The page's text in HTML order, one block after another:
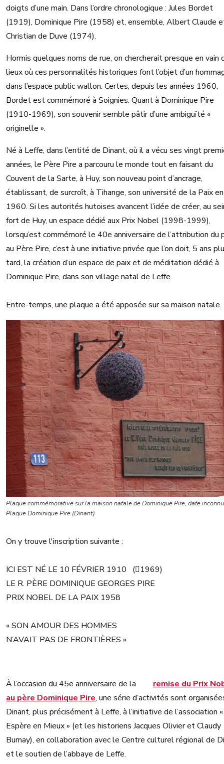
doigts d’une main. Dans l’ordre chronologique : Jules Bordet
(1919), Dominique Pire (1958) et, ensemble, Albert Claude
Christian de Duve (1974).
Hormis quelques noms de rue, on chercherait presque en vain
lieux où ces personnalités historiques font l’objet d’un
dans l’espace public wallon. Certes, depuis les années 1960,
Bordet est commémoré à Soignies. Quant à Dominique Pire
(1910-1969), son souvenir semble pâtir d’une ambiguïté «
originelle ».
Né à Leffe, dans l’entité de Dinant, où il a vécu ses vingt
années, le Père Pire a parcouru le monde tout en faisant du
Couvent de la Sarte, à Huy, son nouveau point d’ancrage,
établissant, de surcroît, à Tihange, son université de la Paix en
1960. Si les autorités hutoises avancent l’idée de créer, au
fort de Huy, un espace dédié aux Prix Nobel (1998-1999),
lorsqu’est commémoré le 40e anniversaire de l’attribution du
au Père Pire, c’est à une initiative privée que l’on doit, 5 ans
tard, la création d’un espace de paix et de méditation dédié à
Dominique Pire, dans son village natal de Leffe.
Entre-temps, une plaque a été apposée sur sa maison natale.
Plaque commémorative sur la maison natale de Dominique Pire, date
Plaque Dominique Pire (Dinant)
On y trouve l'inscription suivante :
ICI EST NÉ LE 10 FÉVRIER 1910 (1969)
LE R. PÈRE DOMINIQUE GEORGES PIRE
PRIX NOBEL DE LA PAIX 1958
« SON AMOUR DES HOMMES
N’AVAIT PAS DE FRONTIÈRES »
À l’occasion du 45e anniversaire de la
remise du Prix
au père Dominique Pire, une série d’activités sont
Dinant, plus précisément à Leffe, à l’initiative de l’association «
Espère en Mieux » (et les historiens Jacques Olivier et Claudy
Burnay), en collaboration avec le Centre culturel régional de
et le soutien de l’abbaye de Leffe.